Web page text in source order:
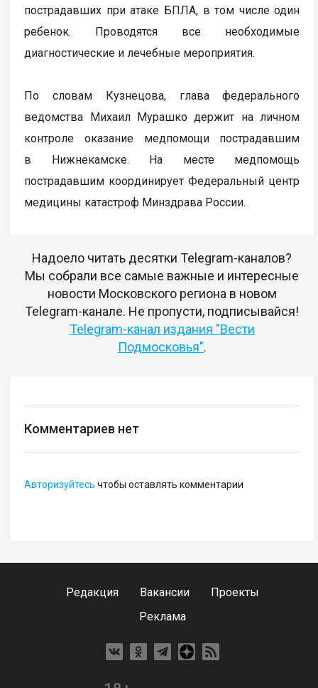
пострадавших при атаке БПЛА, в том числе один
ребенок. Проводятся все необходимые
диагностические и лечебные мероприятия.
По словам Кузнецова, глава федерального
ведомства Михаил Мурашко держит на личном
контроле оказание медпомощи пострадавшим
в Нижнекамске. На месте медпомощь
пострадавшим координирует Федеральный центр
медицины катастроф Минздрава России.
Надоело читать десятки Telegram-каналов?
Мы собрали все самые важные и интересные
новости Московского региона в новом
Telegram-канале. Не пропусти, подписывайся!
Telegram-канал издания "Вести
Подмосковья".
Комментариев нет
Авторизуйтесь чтобы оставлять комментарии
Редакция Вакансии
Проекты
Реклама